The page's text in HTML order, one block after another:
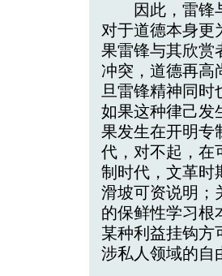
因此，雷锋与
对于道德本身更
果雷锋与其欣赏
冲突，道德再高
旦雷锋精神同
如果这种律己发
果发生在开明专
代，对不起，在
制时代，文革时
滑坡可资说明；
的保鲜性学习根
某种利益挂钩方
涉私人领域的自